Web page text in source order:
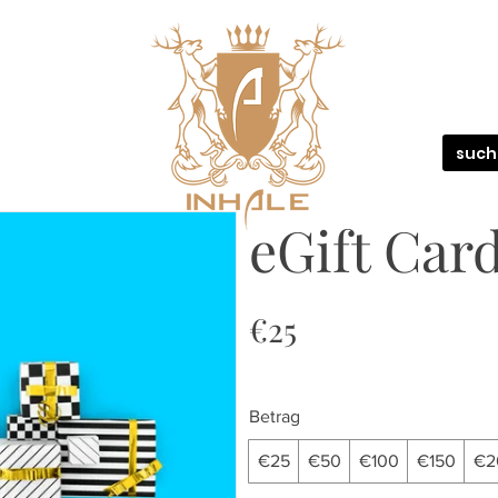
eGift
€25
Betrag
€25 €50 €100 €150